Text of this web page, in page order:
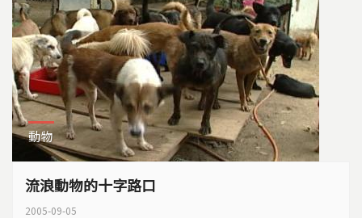
動物
流浪動物的十字路口
2005-09-05